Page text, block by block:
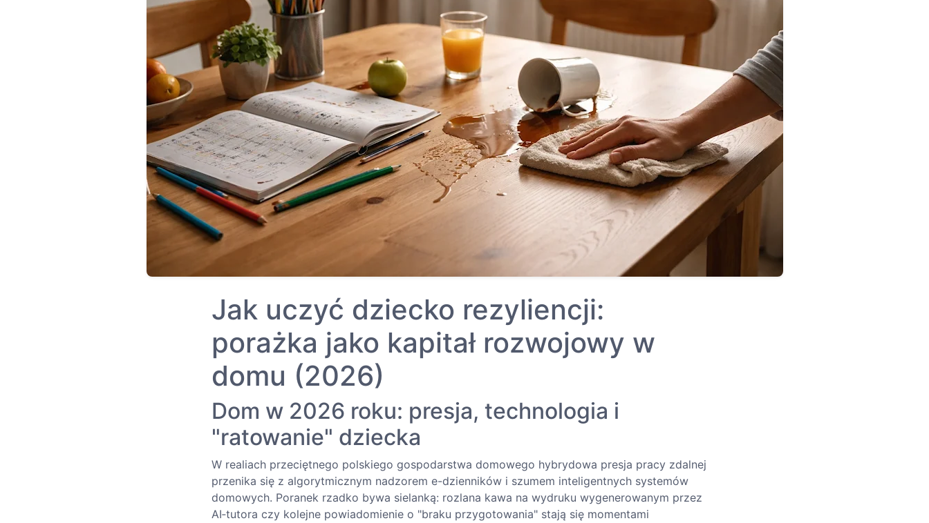
Jak uczyć dziecko rezyliencji:
porażka jako kapitał rozwojowy w
domu (2026)
Dom w 2026 roku: presja, technologia i
"ratowanie" dziecka
W realiach przeciętnego polskiego gospodarstwa domowego hybrydowa presja pracy zdalnej
przenika się z algorytmicznym nadzorem e-dzienników i szumem inteligentnych systemów
domowych. Poranek rzadko bywa sielanką: rozlana kawa na wydruku wygenerowanym przez
AI‑tutora czy kolejne powiadomienie o "braku przygotowania" stają się momentami